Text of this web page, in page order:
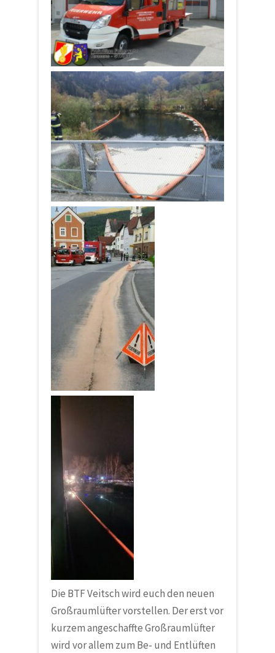
Die BTF Veitsch wird euch den neuen
Großraumlüfter vorstellen. Der erst vor
kurzem angeschaffte Großraumlüfter
wird vor allem zum Be- und Entlüften